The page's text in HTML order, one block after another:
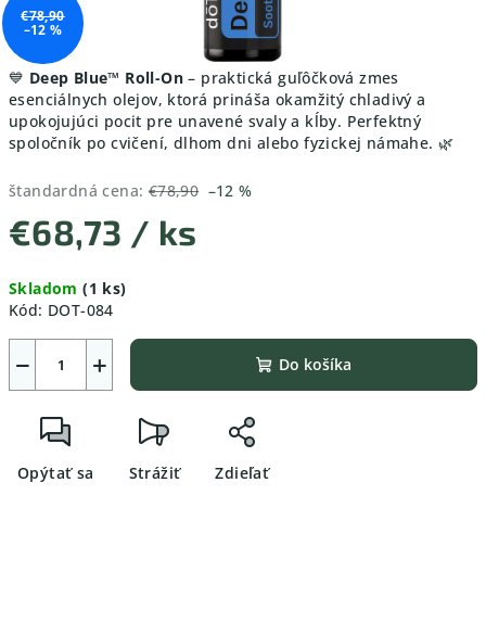
💙 Deep Blue™ Roll-On – praktická guľôčková zmes
esenciálnych olejov, ktorá prináša okamžitý chladivý a
upokojujúci pocit pre unavené svaly a kĺby. Perfektný
spoločník po cvičení, dlhom dni alebo fyzickej námahe. 🌿
štandardná cena: €78,90 –12 %
€68,73 / ks
cena:
Skladom(1 ks)
Kód: DOT-084
+
− Do košíka
Opýtať sa Strážiť Zdieľať
€78,90
–12 %